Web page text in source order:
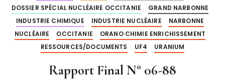
DOSSIER SPÉCIAL NUCLÉAIRE OCCITANIE
GRAND NARBONNE
INDUSTRIE CHIMIQUE
INDUSTRIE NUCLÉAIRE
NARBONNE
NUCLÉAIRE
OCCITANIE
ORANO CHIMIE ENRICHISSEMENT
RESSOURCES/DOCUMENTS
UF4 URANIUM
Rapport Final N° 06-88